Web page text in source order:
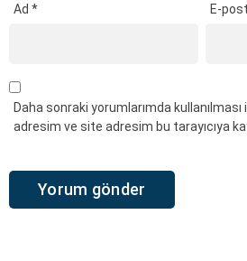
Ad * E-
Daha sonraki yorumlarımda
adresim ve site adresim bu tarayıcıya